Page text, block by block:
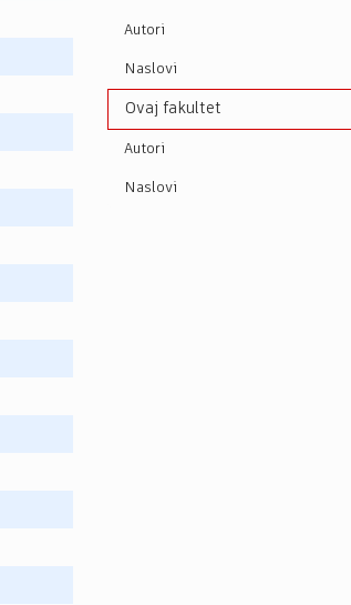
Autori
Naslovi
Ovaj fakultet
Autori
Naslovi